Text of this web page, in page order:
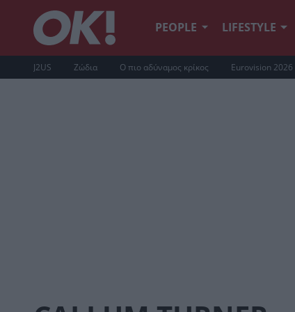
PEOPLE LIFESTYLE
J2US Ζώδια Ο πιο αδύναμος κρίκος Eurovision 2026